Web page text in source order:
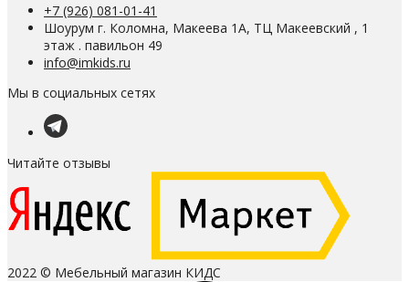
+7 (926) 081-01-41
Шоурум г. Коломна, Макеева 1А, ТЦ Макеевский , 1
этаж . павильон 49
info@imkids.ru
Мы в социальных сетях
Читайте отзывы
2022 © Мебельный магазин КИДС